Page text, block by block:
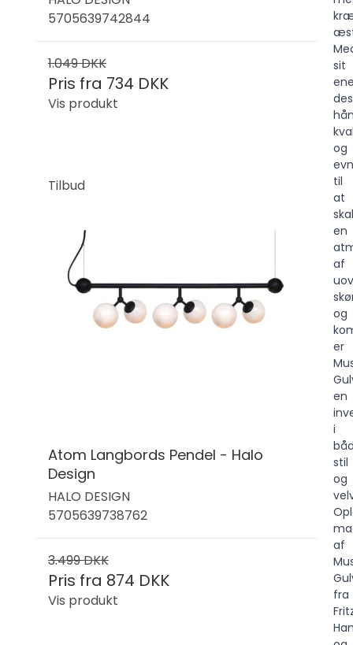
5705639742844
1.049 DKK
Pris fra 734 DKK
Vis produkt
Tilbud
Atom Langbords Pendel - Halo
Design
HALO DESIGN
5705639738762
3.499 DKK
Pris fra 874 DKK
Vis produkt
sit
og
til
at
en
af
og
er
en
i
stil
og
af
fra